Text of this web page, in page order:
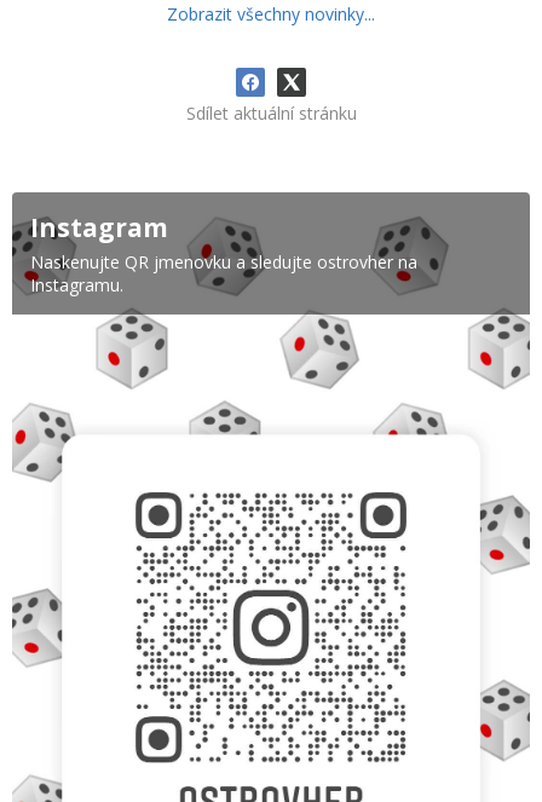
Zobrazit všechny novinky...
Sdílet aktuální stránku
Instagram
Naskenujte QR jmenovku a sledujte ostrovher na
Instagramu.